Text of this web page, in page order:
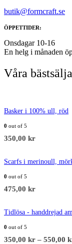
butik@formcraft.se
ÖPPETTIDER:
Onsdagar 10-16
En helg i månaden
Våra
Basker i 100% ull, röd
0 out of 5
350,00 kr
Scarfs i merinoull,
0 out of 5
475,00 kr
Tidlösa - handdrejad
0 out of 5
350,00 kr – 550,00